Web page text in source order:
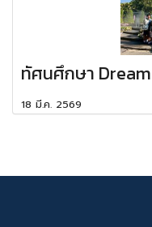
ทัศนศึกษา
18 มี.ค. 2569